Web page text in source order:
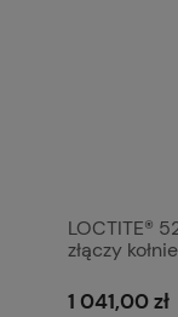
LOCTITE®
złączy
1 041,00 zł